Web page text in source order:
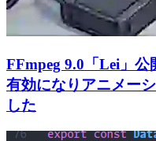
FFmpeg 9.0「Lei」
有効になりアニメー
した